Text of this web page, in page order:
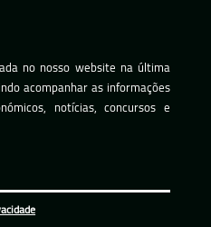
no nosso website na última
acompanhar as informações
notícias, concursos e